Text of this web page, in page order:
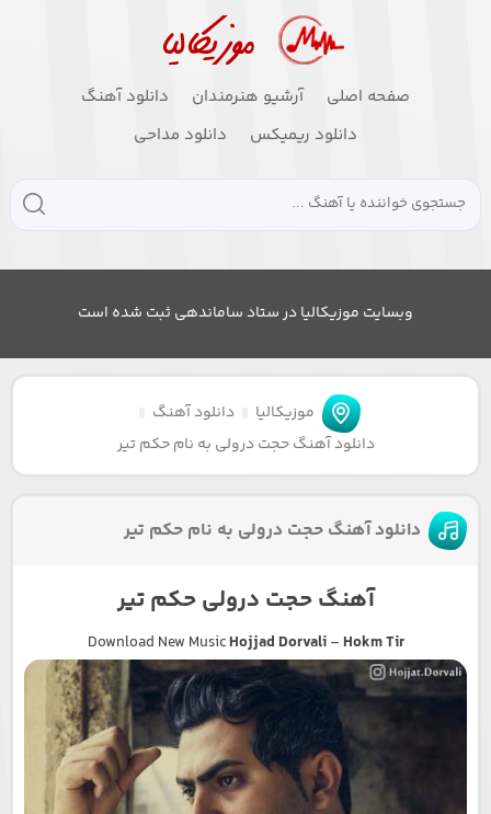
صفحه اصلی آرشیو هنرمندان
دانلود آهنگ
دانلود ریمیکس
دانلود مداحی
وبسایت موزیکالیا در ستاد ساماندهی ثبت شده است
موزیکالیا
دانلود آهنگ
دانلود آهنگ حجت درولی به نام حکم تیر
دانلود آهنگ حجت درولی به نام حکم تیر
آهنگ حجت درولی حکم تیر
Download New MusicHojjad Dorvali– Hokm Tir